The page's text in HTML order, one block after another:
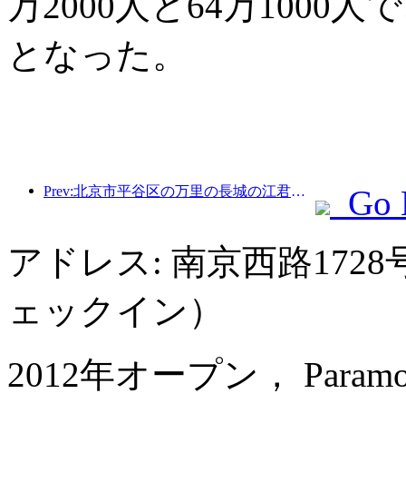
となった。
Prev:北京市平谷区の万里の長城の江君関区間は、早ければ2026年末にも一般公開される予定だ。
Go
アドレス: 南京西路1728
ェックイン）
2012年オープン，